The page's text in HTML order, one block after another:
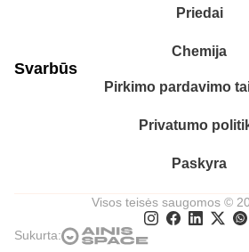
Priedai
Chemija
Svarbūs
Pirkimo pardavimo
Privatumo
Paskyra
Visos teisės saugomos ©
Sukurta: